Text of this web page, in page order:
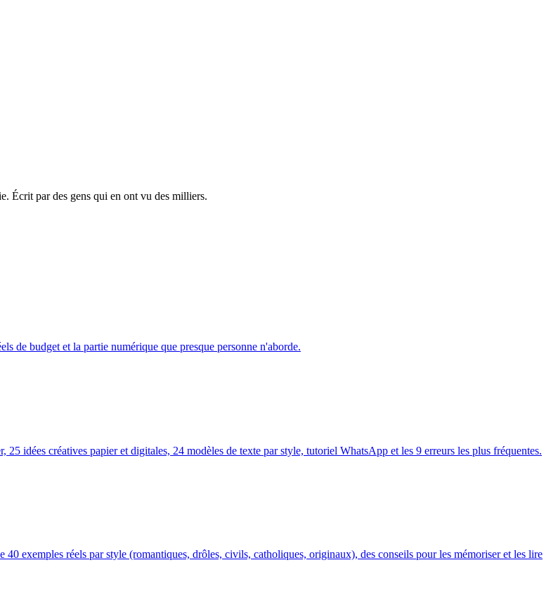
Écrit par des gens qui en ont vu des milliers.
de budget et la partie numérique que presque personne n'aborde.
idées créatives papier et digitales, 24 modèles de texte par style, tutoriel WhatsApp et les 9 erreurs les plus fréquentes.
exemples réels par style (romantiques, drôles, civils, catholiques, originaux), des conseils pour les mémoriser et les lire